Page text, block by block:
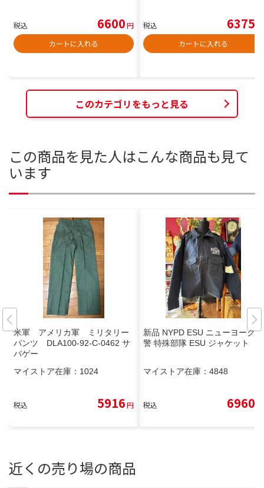
税込 6600円
カートに入れる
税込 6375
カートに入れる
このカテゴリをもっと見る
この商品を見た人はこんな商品も見て
います
米軍 アメリカ軍 ミリタリー
パンツ DLA100-92-C-0462 サ
バゲー
マイストア在庫： 1024
税込 5916円
新品 NYPD ESU ニューヨーク市
警 特殊部隊 ESU ジャケット
マイストア在庫： 4848
税込 6960
近くの売り場の商品